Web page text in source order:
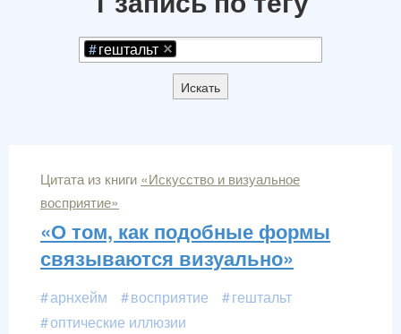
гештальт
Искать
Цитата из книги «Искусство и визуальное
восприятие»
«О том, как подобные формы
связываются визуально»
арнхейм восприятие
гештальт
оптические иллюзии